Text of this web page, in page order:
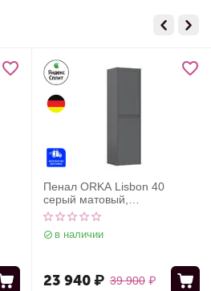
Пенал ORKA Lisbon 40
серый матовый,
универсальный
в наличии
39 900 ₽
23 940₽